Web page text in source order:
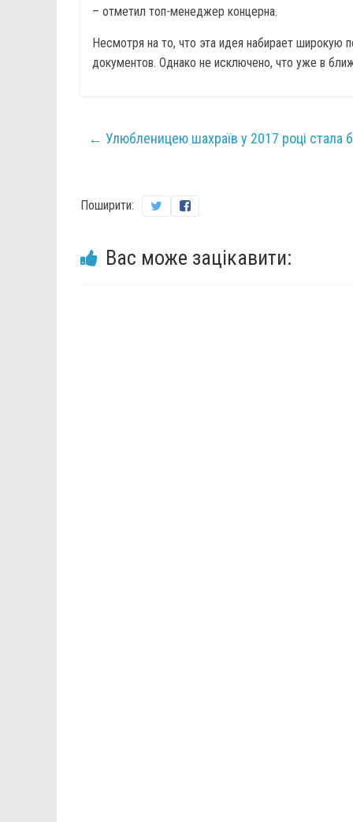
– отметил топ-менеджер концерна.
Несмотря на то, что эта идея набирает широкую
документов. Однако не исключено, что уже в
← Улюбленицею шахраїв у 2017 році стала
Поширити:
Вас може зацікавити: